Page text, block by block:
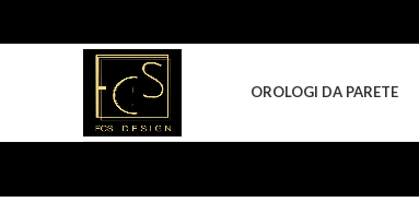
OROLOGI DA PARETE